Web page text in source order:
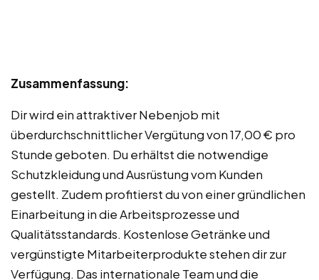
Zusammenfassung:
Dir wird ein attraktiver Nebenjob mit
überdurchschnittlicher Vergütung von 17,00 € pro
Stunde geboten. Du erhältst die notwendige
Schutzkleidung und Ausrüstung vom Kunden
gestellt. Zudem profitierst du von einer gründlichen
Einarbeitung in die Arbeitsprozesse und
Qualitätsstandards. Kostenlose Getränke und
vergünstigte Mitarbeiterprodukte stehen dir zur
Verfügung. Das internationale Team und die